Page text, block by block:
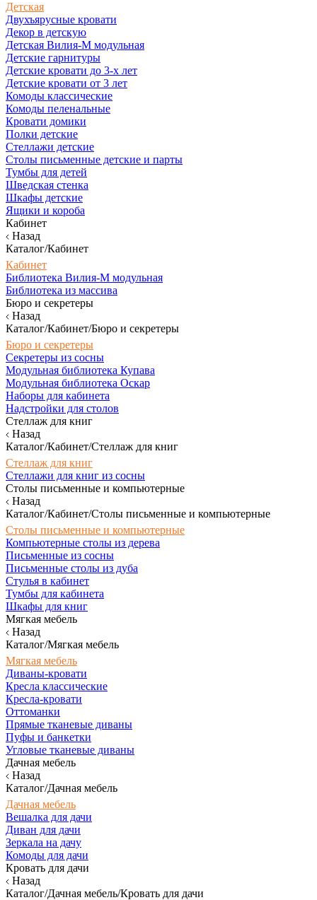
Детская
Двухъярусные кровати
Декор в детскую
Детская Вилия-М модульная
Детские гарнитуры
Детские кровати до 3-х лет
Детские кровати от 3 лет
Комоды классические
Комоды пеленальные
Кровати домики
Полки детские
Стеллажи детские
Столы письменные детские и парты
Тумбы для детей
Шведская стенка
Шкафы детские
Ящики и короба
Кабинет
Назад
Каталог/Кабинет
Кабинет
Библиотека Вилия-М модульная
Библиотека из массива
Бюро и секретеры
Назад
Каталог/Кабинет/Бюро и секретеры
Бюро и секретеры
Секретеры из сосны
Модульная библиотека Купава
Модульная библиотека Оскар
Наборы для кабинета
Надстройки для столов
Стеллаж для книг
Назад
Каталог/Кабинет/Стеллаж для книг
Стеллаж для книг
Стеллажи для книг из сосны
Столы письменные и компьютерные
Назад
Каталог/Кабинет/Столы письменные и компьютерные
Столы письменные и компьютерные
Компьютерные столы из дерева
Письменные из сосны
Письменные столы из дуба
Стулья в кабинет
Тумбы для кабинета
Шкафы для книг
Мягкая мебель
Назад
Каталог/Мягкая мебель
Мягкая мебель
Диваны-кровати
Кресла классические
Кресла-кровати
Оттоманки
Прямые тканевые диваны
Пуфы и банкетки
Угловые тканевые диваны
Дачная мебель
Назад
Каталог/Дачная мебель
Дачная мебель
Вешалка для дачи
Диван для дачи
Зеркала на дачу
Комоды для дачи
Кровать для дачи
Назад
Каталог/Дачная мебель/Кровать для дачи